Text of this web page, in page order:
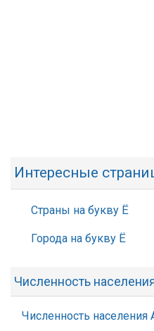
Интересные
Страны на букву Ё
Города на букву Ё
Численность
Численность населения